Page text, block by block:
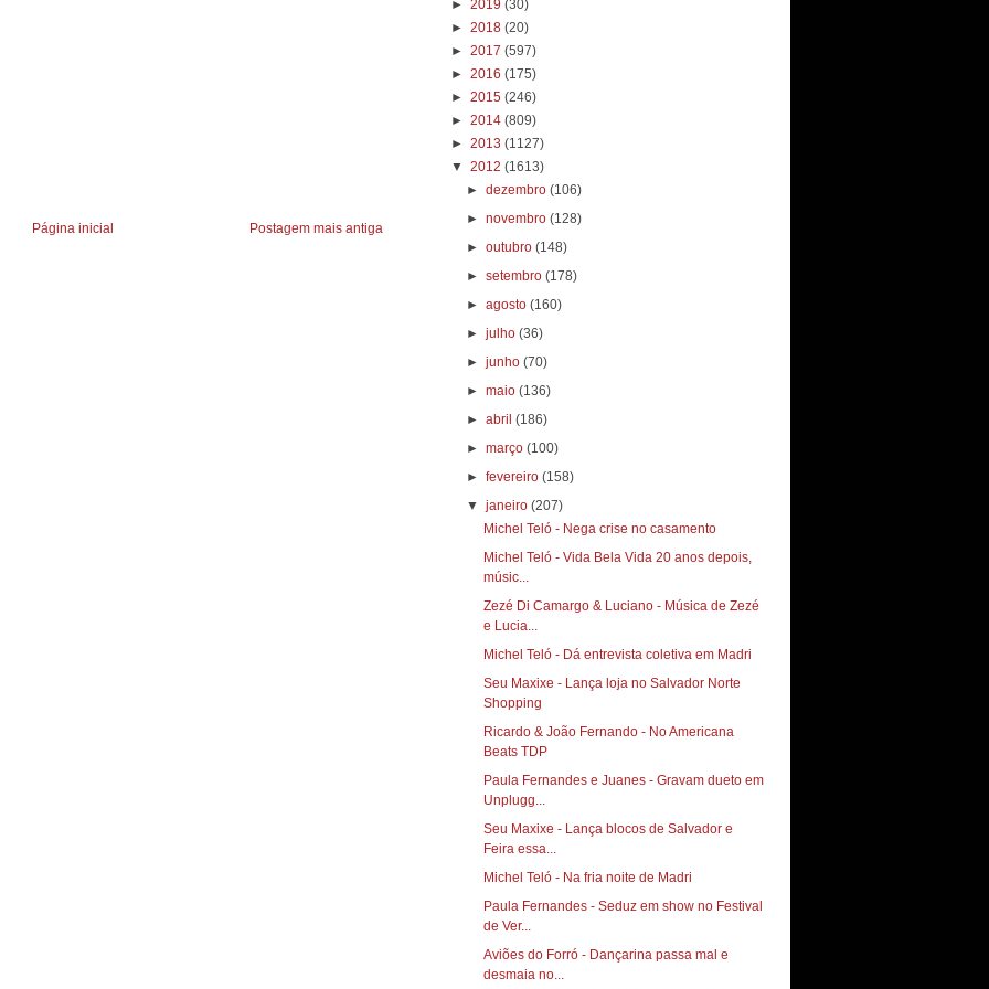
Postagem mais antiga
Página inicial
► 2019 (30)
► 2018 (20)
► 2017 (597)
► 2016 (175)
► 2015 (246)
► 2014 (809)
► 2013 (1127)
▼ 2012 (1613)
►dezembro(106)
►novembro(128)
►outubro(148)
►setembro(178)
►agosto(160)
►julho(36)
►junho(70)
►maio(136)
►abril(186)
►março(100)
►fevereiro(158)
▼janeiro(207)
Michel Teló - Nega crise no casamento
Michel Teló - Vida Bela Vida 20 anos depois,
músic...
Zezé Di Camargo & Luciano - Música de Zezé
e Lucia...
Michel Teló - Dá entrevista coletiva em Madri
Seu Maxixe - Lança loja no Salvador Norte
Ricardo & João Fernando - No Americana
Beats TDP‏
Paula Fernandes e Juanes - Gravam dueto em
Unplugg...
Seu Maxixe - Lança blocos de Salvador e
Feira essa...
Michel Teló - Na fria noite de Madri
Paula Fernandes - Seduz em show no Festival
de Ver...
Aviões do Forró - Dançarina passa mal e
desmaia no...